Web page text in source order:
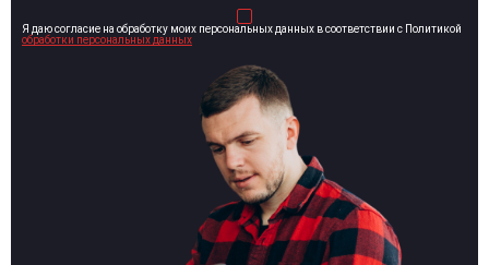
Я даю согласие на обработку моих персональных данных в соответствии с Политикой
обработки персональных данных